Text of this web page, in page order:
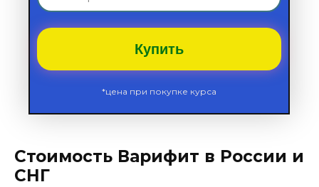
Купить
*цена при покупке курса
Стоимость Варифит в России и
СНГ